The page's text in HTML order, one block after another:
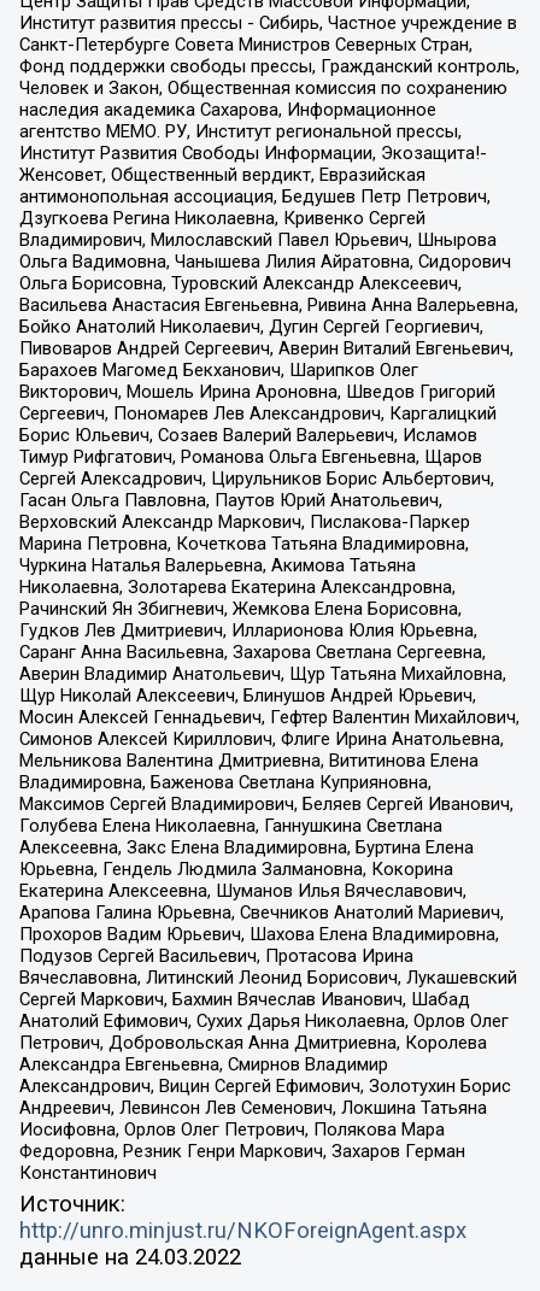
Институт развития прессы - Сибирь, Частное учреждение в
Санкт-Петербурге Совета Министров Северных Стран,
Фонд поддержки свободы прессы, Гражданский контроль,
Человек и Закон, Общественная комиссия по сохранению
наследия академика Сахарова, Информационное
агентство МЕМО. РУ, Институт региональной прессы,
Институт Развития Свободы Информации, Экозащита!-
Женсовет, Общественный вердикт, Евразийская
антимонопольная ассоциация, Бедушев Петр Петрович,
Дзугкоева Регина Николаевна, Кривенко Сергей
Владимирович, Милославский Павел Юрьевич, Шнырова
Ольга Вадимовна, Чанышева Лилия Айратовна, Сидорович
Ольга Борисовна, Туровский Александр Алексеевич,
Васильева Анастасия Евгеньевна, Ривина Анна Валерьевна,
Бойко Анатолий Николаевич, Дугин Сергей Георгиевич,
Пивоваров Андрей Сергеевич, Аверин Виталий Евгеньевич,
Барахоев Магомед Бекханович, Шарипков Олег
Викторович, Мошель Ирина Ароновна, Шведов Григорий
Сергеевич, Пономарев Лев Александрович, Каргалицкий
Борис Юльевич, Созаев Валерий Валерьевич, Исламов
Тимур Рифгатович, Романова Ольга Евгеньевна, Щаров
Сергей Алексадрович, Цирульников Борис Альбертович,
Гасан Ольга Павловна, Паутов Юрий Анатольевич,
Верховский Александр Маркович, Пислакова-Паркер
Марина Петровна, Кочеткова Татьяна Владимировна,
Чуркина Наталья Валерьевна, Акимова Татьяна
Николаевна, Золотарева Екатерина Александровна,
Рачинский Ян Збигневич, Жемкова Елена Борисовна,
Гудков Лев Дмитриевич, Илларионова Юлия Юрьевна,
Саранг Анна Васильевна, Захарова Светлана Сергеевна,
Аверин Владимир Анатольевич, Щур Татьяна Михайловна,
Щур Николай Алексеевич, Блинушов Андрей Юрьевич,
Мосин Алексей Геннадьевич, Гефтер Валентин Михайлович,
Симонов Алексей Кириллович, Флиге Ирина Анатольевна,
Мельникова Валентина Дмитриевна, Вититинова Елена
Владимировна, Баженова Светлана Куприяновна,
Максимов Сергей Владимирович, Беляев Сергей Иванович,
Голубева Елена Николаевна, Ганнушкина Светлана
Алексеевна, Закс Елена Владимировна, Буртина Елена
Юрьевна, Гендель Людмила Залмановна, Кокорина
Екатерина Алексеевна, Шуманов Илья Вячеславович,
Арапова Галина Юрьевна, Свечников Анатолий Мариевич,
Прохоров Вадим Юрьевич, Шахова Елена Владимировна,
Подузов Сергей Васильевич, Протасова Ирина
Вячеславовна, Литинский Леонид Борисович, Лукашевский
Сергей Маркович, Бахмин Вячеслав Иванович, Шабад
Анатолий Ефимович, Сухих Дарья Николаевна, Орлов Олег
Петрович, Добровольская Анна Дмитриевна, Королева
Александра Евгеньевна, Смирнов Владимир
Александрович, Вицин Сергей Ефимович, Золотухин Борис
Андреевич, Левинсон Лев Семенович, Локшина Татьяна
Иосифовна, Орлов Олег Петрович, Полякова Мара
Федоровна, Резник Генри Маркович, Захаров Герман
Константинович
Источник:
http://unro.minjust.ru/NKOForeignAgent.aspx
данные на 24.03.2022